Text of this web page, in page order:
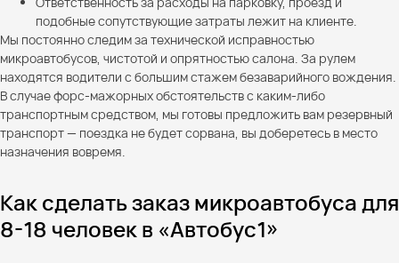
подобные сопутствующие затраты лежит на клиенте.
Мы постоянно следим за технической исправностью
микроавтобусов, чистотой и опрятностью салона. За рулем
находятся водители с большим стажем безаварийного вождения.
В случае форс-мажорных обстоятельств с каким-либо
транспортным средством, мы готовы предложить вам резервный
транспорт — поездка не будет сорвана, вы доберетесь в место
назначения вовремя.
Как сделать заказ микроавтобуса для
8-18 человек в «Автобус1»